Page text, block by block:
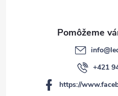
info@
+421
https://